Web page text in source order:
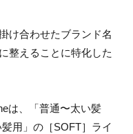
け合わせたブランド名
整えることに特化した
は、「普通〜太い髪
用」の［SOFT］ライ